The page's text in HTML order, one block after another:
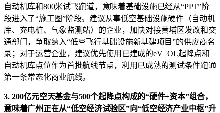
自动机库和800米试飞跑道，意味着基础设施已经从“PPT”阶
段进入了“施工图”阶段。建议从事低空基础设施硬件（自动机
库、充电桩、气象监测站）的企业，加快对接黄埔区发改和交
通部门，争取纳入“低空飞行基础设施新基建项目”的供应商名
录；对于运营企业，建议优先使用已建成的eVTOL起降点和
自动机库点位作为首批航线节点，利用已成熟的测试条件跑通
第一条常态化商业航线。
3. 200亿元空天基金与500个起降点构成的“硬件+资本”组合，
意味着广州正在从“低空经济试验区”向“低空经济产业中枢”升